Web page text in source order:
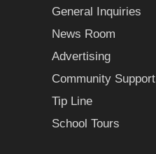
General Inquiries
News Room
Advertising
Community Support
Tip Line
School Tours